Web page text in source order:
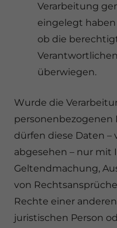
Verarbeitung
eingelegt
ob die
überwiegen.
Wurde die
personenbezogenen
dürfen diese Daten –
abgesehen – nur mit
Geltendmachung,
von
Rechte einer
juristischen Person